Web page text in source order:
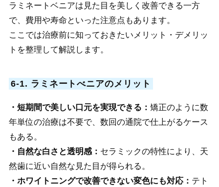
ラミネートベニアは見た目を美しく改善できる一方
で、費用や寿命といった注意点もあります。
ここでは治療前に知っておきたいメリット・デメリッ
トを整理して解説します。
6-1. ラミネートべニアのメリット
・短期間で美しい口元を実現できる： 矯正のように数
年単位の治療は不要で、数回の通院で仕上がるケース
もある。
・自然な白さと透明感： セラミックの特性により、天
然歯に近い自然な見た目が得られる。
・ホワイトニングで改善できない変色にも対応： テト